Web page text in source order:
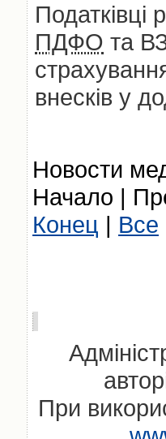
Податківці
ПДФО та
внесків у
Новости
Начало |
Конец | Все
При